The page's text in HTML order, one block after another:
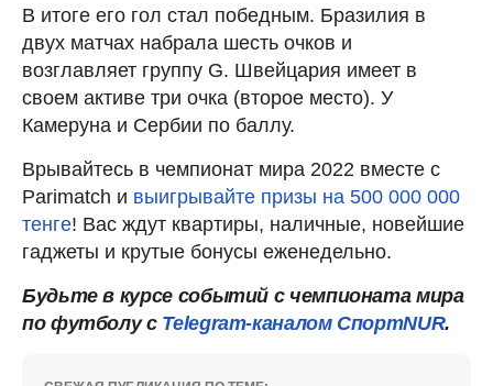
В итоге его гол стал победным. Бразилия в
двух матчах набрала шесть очков и
возглавляет группу G. Швейцария имеет в
своем активе три очка (второе место). У
Камеруна и Сербии по баллу.
Врывайтесь в чемпионат мира 2022 вместе с
Parimatch и выигрывайте призы на 500 000 000
тенге! Вас ждут квартиры, наличные, новейшие
гаджеты и крутые бонусы еженедельно.
Будьте в курсе событий с чемпионата мира
по футболу с Telegram-каналом СпортNUR.